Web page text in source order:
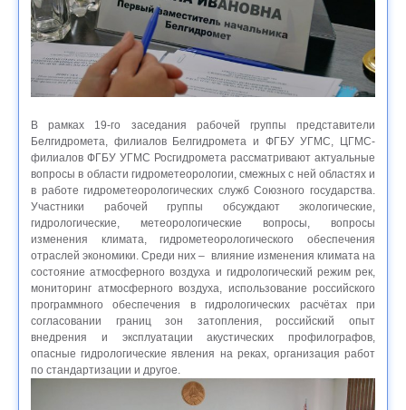
В рамках 19-го заседания рабочей группы представители
Белгидромета, филиалов Белгидромета и ФГБУ УГМС, ЦГМС-
филиалов ФГБУ УГМС Росгидромета рассматривают актуальные
вопросы в области гидрометеорологии, смежных с ней областях и
в работе гидрометеорологических служб Союзного государства.
Участники рабочей группы обсуждают экологические,
гидрологические, метеорологические вопросы, вопросы
изменения климата, гидрометеорологического обеспечения
отраслей экономики. Среди них – влияние изменения климата на
состояние атмосферного воздуха и гидрологический режим рек,
мониторинг атмосферного воздуха, использование российского
программного обеспечения в гидрологических расчётах при
согласовании границ зон затопления, российский опыт
внедрения и эксплуатации акустических профилографов,
опасные гидрологические явления на реках, организация работ
по стандартизации и другое.